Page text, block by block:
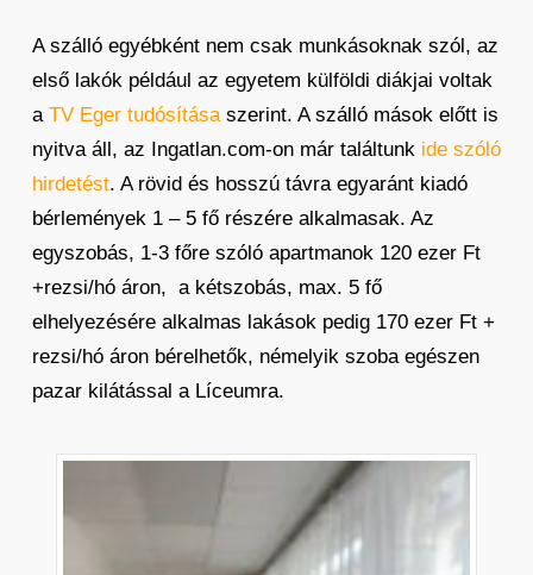
A szálló egyébként nem csak munkásoknak szól, az
első lakók például az egyetem külföldi diákjai voltak
a TV Eger tudósításaszerint. A szálló mások előtt is
nyitva áll, az Ingatlan.com-on már találtunk ide szóló
hirdetést. A rövid és hosszú távra egyaránt kiadó
bérlemények 1 – 5 fő részére alkalmasak. Az
egyszobás, 1-3 főre szóló apartmanok 120 ezer Ft
+rezsi/hó áron, a kétszobás, max. 5 fő
elhelyezésére alkalmas lakások pedig 170 ezer Ft +
rezsi/hó áron bérelhetők, némelyik szoba egészen
pazar kilátással a Líceumra.